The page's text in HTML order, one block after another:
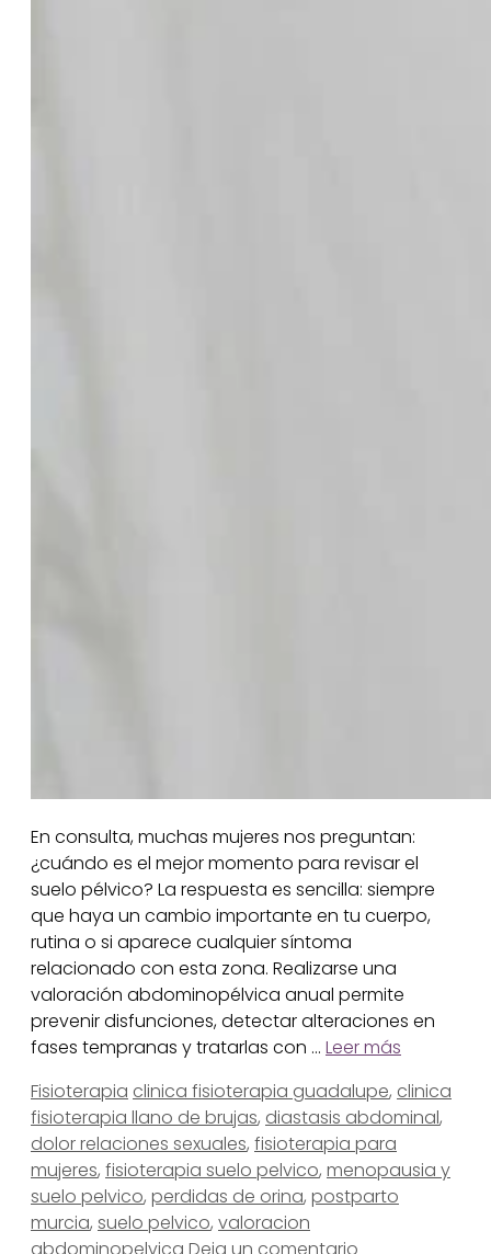
En consulta, muchas mujeres nos preguntan:
¿cuándo es el mejor momento para revisar el
suelo pélvico? La respuesta es sencilla: siempre
que haya un cambio importante en tu cuerpo,
rutina o si aparece cualquier síntoma
relacionado con esta zona. Realizarse una
valoración abdominopélvica anual permite
prevenir disfunciones, detectar alteraciones en
fases tempranas y tratarlas con … Leer más
Categorías
Fisioterapia Etiquetas
clinica fisioterapia guadalupe, clinica
fisioterapia llano de brujas, diastasis abdominal,
dolor relaciones sexuales, fisioterapia para
mujeres, fisioterapia suelo pelvico, menopausia y
suelo pelvico, perdidas de orina, postparto
murcia, suelo pelvico, valoracion
abdominopelvica Deja un comentario